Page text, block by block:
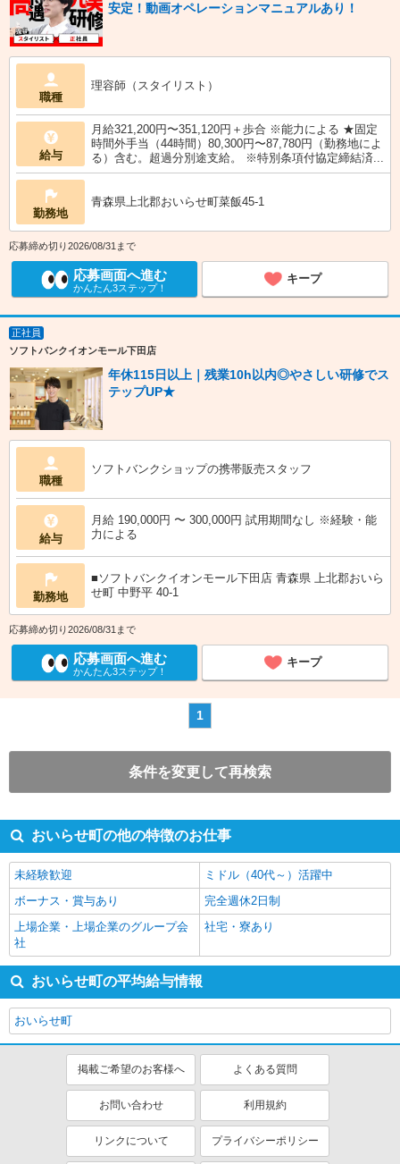
安定！動画オペレーションマニュアルあり！
職種
理容師（スタイリスト）
給与
月給321,200円〜351,120円＋歩合 ※能力による ★固定
時間外手当（44時間）80,300円〜87,780円（勤務地によ
る）含む。超過分別途支給。 ※特別条項付協定締結済...
勤務地
青森県上北郡おいらせ町菜飯45-1
応募締め切り2026/08/31まで
応募画面へ進む
かんたん3ステップ！
キープ
正社員
ソフトバンクイオンモール下田店
年休115日以上｜残業10h以内◎やさしい研修でス
テップUP★
職種
ソフトバンクショップの携帯販売スタッフ
給与
月給 190,000円 〜 300,000円 試用期間なし ※経験・能
力による
勤務地
■ソフトバンクイオンモール下田店 青森県 上北郡おいら
せ町 中野平 40‐1
応募締め切り2026/08/31まで
応募画面へ進む
かんたん3ステップ！
キープ
1
条件を変更して再検索
おいらせ町の他の特徴のお仕事
未経験歓迎
ミドル（40代～）活躍中
ボーナス・賞与あり
完全週休2日制
上場企業・上場企業のグループ会
社
社宅・寮あり
おいらせ町の平均給与情報
おいらせ町
掲載ご希望のお客様へ よくある質問
お問い合わせ 利用規約
リンクについて プライバシーポリシー